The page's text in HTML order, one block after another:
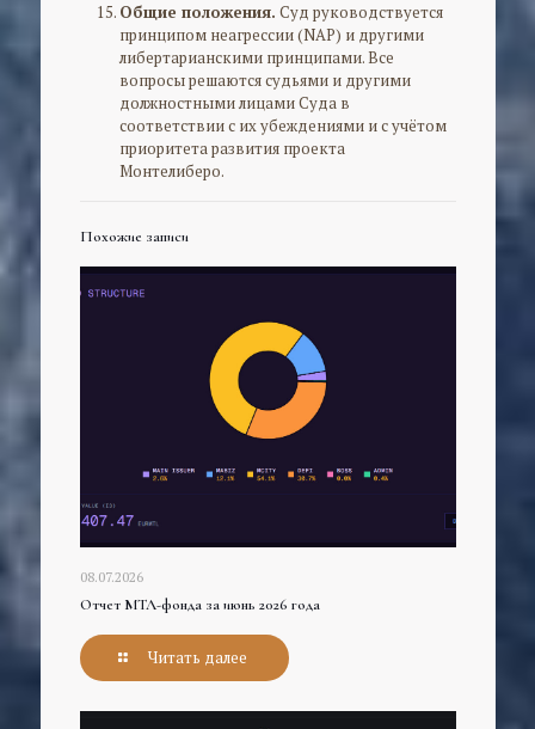
Общие положения. Суд руководствуется
принципом неагрессии (NAP) и другими
либертарианскими принципами. Все
вопросы решаются судьями и другими
должностными лицами Суда в
соответствии с их убеждениями и с учётом
приоритета развития проекта
Монтелиберо.
Похожие записи
08.07.2026
Отчет МТЛ-фонда за июнь 2026 года
Читать далее